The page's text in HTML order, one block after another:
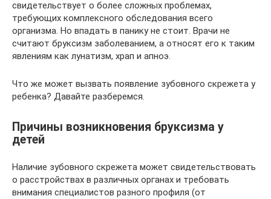
свидетельствует о более сложных проблемах,
требующих комплексного обследования всего
организма. Но впадать в панику не стоит. Врачи не
считают бруксизм заболеванием, а относят его к таким
явлениям как лунатизм, храп и апноэ.
Что же может вызвать появление зубовного скрежета у
ребенка? Давайте разберемся.
Причины возникновения бруксизма у
детей
Наличие зубовного скрежета может свидетельствовать
о расстройствах в различных органах и требовать
внимания специалистов разного профиля (от